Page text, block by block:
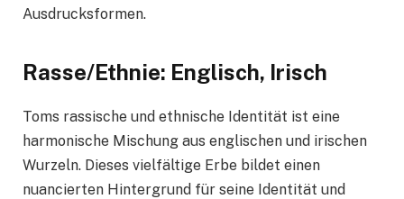
Ausdrucksformen.
Rasse/Ethnie: Englisch, Irisch
Toms rassische und ethnische Identität ist eine
harmonische Mischung aus englischen und irischen
Wurzeln. Dieses vielfältige Erbe bildet einen
nuancierten Hintergrund für seine Identität und